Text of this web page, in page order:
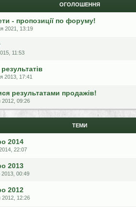
ОГОЛОШЕННЯ
- пропозиції по форуму!
2021, 13:19
11:53
2013, 17:41
результатами продажів!
2012, 09:26
ТЕМИ
2014
22:07
2013
2013, 00:49
2012
2012, 12:26